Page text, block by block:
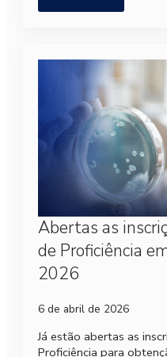
Abertas as
de Proficiência
2026
6 de abril de 2026
Já estão abertas as
Proficiência para